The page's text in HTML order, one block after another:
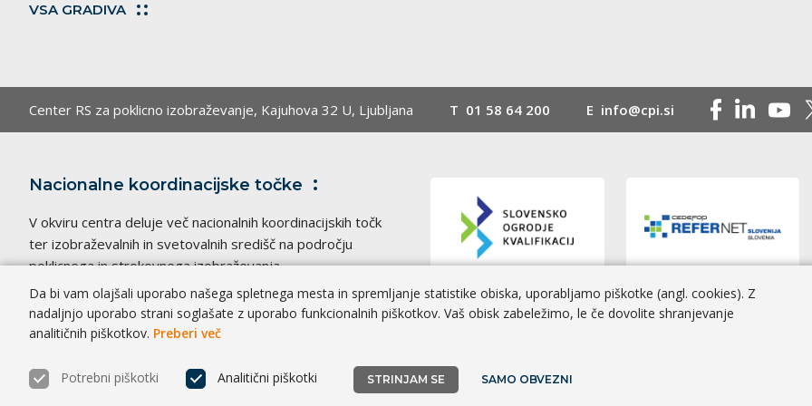
VSA GRADIVA
Center RS za poklicno izobraževanje, Kajuhova 32 U, Ljubljana T 01 58 64 200 E info@cpi.si
Nacionalne koordinacijske točke
V okviru centra deluje več nacionalnih koordinacijskih točk
ter izobraževalnih in svetovalnih središč na področju
poklicnega in strokovnega izobraževanja.
Dostopnost |Zasebnost|Piškotki ® CPI 2026 | Izvedba BOSKO
Da bi vam olajšali uporabo našega spletnega mesta in spremljanje statistike obiska, uporabljamo piškotke (angl. cookies). Z
nadaljnjo uporabo strani soglašate z uporabo funkcionalnih piškotkov. Vaš obisk zabeležimo, le če dovolite shranjevanje
analitičnih piškotkov. Preberi več
Potrebni piškotki Analitični piškotki STRINJAM SE SAMO OBVEZNI